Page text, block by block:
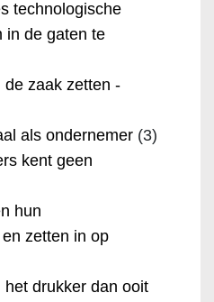
technologische
in de gaten te
zaak zetten -
als ondernemer (3)
kent geen
hun
zetten in op
drukker dan ooit